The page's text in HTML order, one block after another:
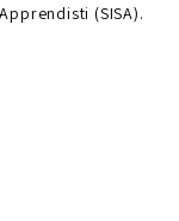
(SISA).